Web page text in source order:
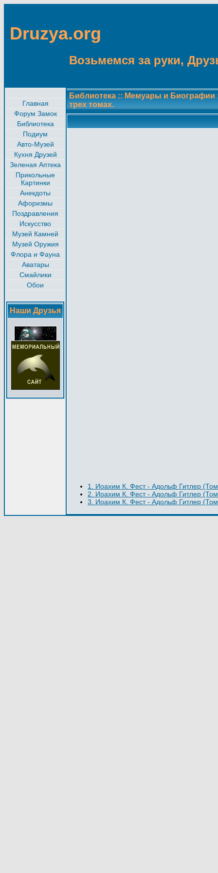
Druzya.org
Возьмемся за руки,
Главная
Форум Замок
Библиотека
Подиум
Авто-Музей
Кухня Друзей
Зеленая Аптека
Прикольные
Картинки
Анекдоты
Афоризмы
Поздравления
Искусство
Музей Камней
Музей Оружия
Флора и Фауна
Аватары
Смайлики
Обои
Наши Друзья
Библиотека :: Мемуары и Биографии
трех томах.
1. Иоахим К. Фест - Адольф Гитлер
2. Иоахим К. Фест - Адольф Гитлер
3. Иоахим К. Фест - Адольф Гитлер